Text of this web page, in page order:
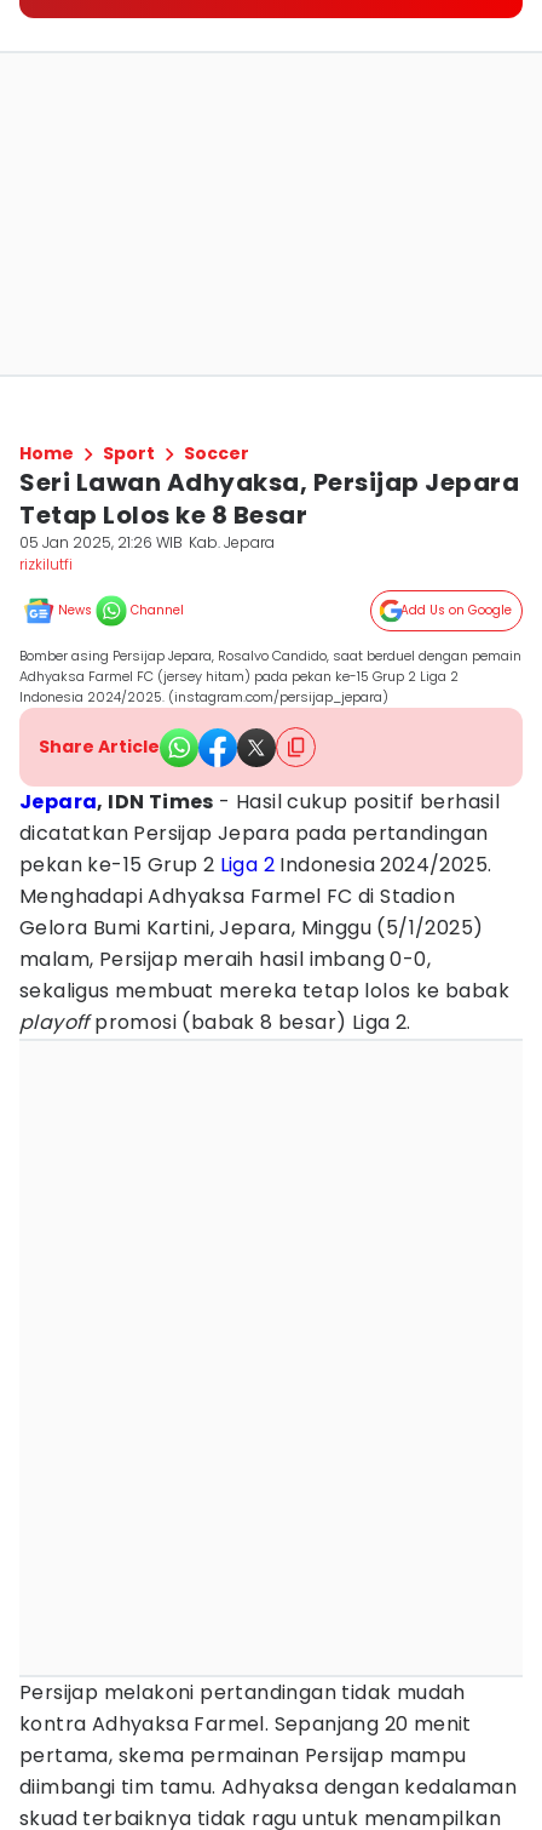
Home Sport Soccer
Seri Lawan Adhyaksa, Persijap Jepara
Tetap Lolos ke 8 Besar
05 Jan 2025, 21:26 WIB Kab. Jepara
rizkilutfi
News Channel Add Us on Google
Bomber asing Persijap Jepara, Rosalvo Candido, saat berduel dengan pemain
Adhyaksa Farmel FC (jersey hitam) pada pekan ke-15 Grup 2 Liga 2
Indonesia 2024/2025. (instagram.com/persijap_jepara)
Share Article
Jepara, IDN Times - Hasil cukup positif berhasil
dicatatkan Persijap Jepara pada pertandingan
pekan ke-15 Grup 2 Liga 2 Indonesia 2024/2025.
Menghadapi Adhyaksa Farmel FC di Stadion
Gelora Bumi Kartini, Jepara, Minggu (5/1/2025)
malam, Persijap meraih hasil imbang 0-0,
sekaligus membuat mereka tetap lolos ke babak
playoffpromosi (babak 8 besar) Liga 2.
Persijap melakoni pertandingan tidak mudah
kontra Adhyaksa Farmel. Sepanjang 20 menit
pertama, skema permainan Persijap mampu
diimbangi tim tamu. Adhyaksa dengan kedalaman
skuad terbaiknya tidak ragu untuk menampilkan